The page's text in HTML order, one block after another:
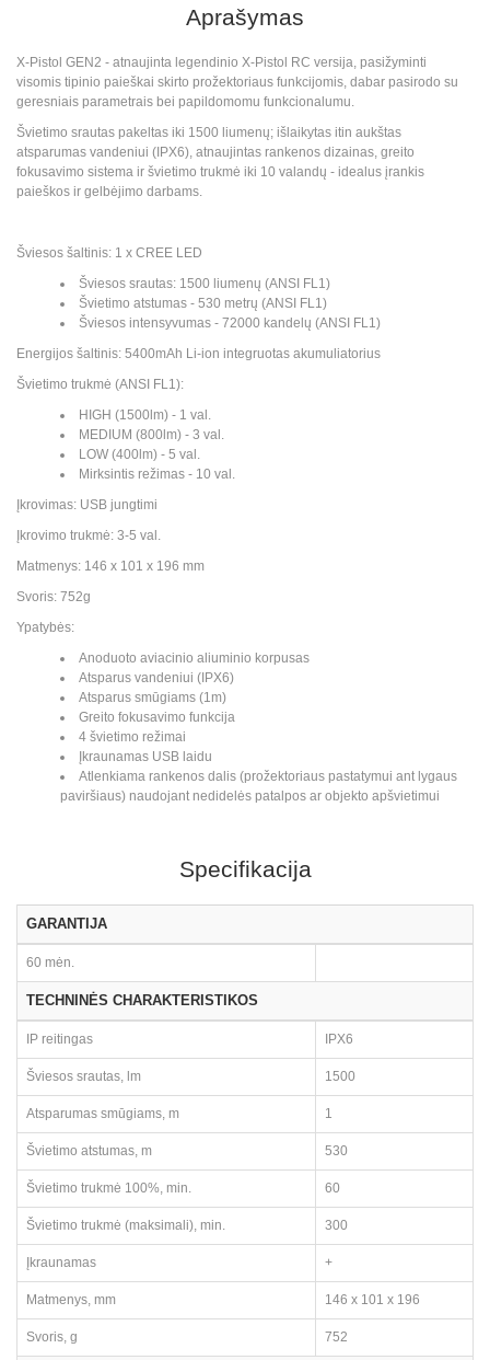
Aprašymas
X-Pistol GEN2 - atnaujinta legendinio X-Pistol RC versija, pasižyminti
visomis tipinio paieškai skirto prožektoriaus funkcijomis, dabar pasirodo su
geresniais parametrais bei papildomomu funkcionalumu.
Švietimo srautas pakeltas iki 1500 liumenų; išlaikytas itin aukštas
atsparumas vandeniui (IPX6), atnaujintas rankenos dizainas, greito
fokusavimo sistema ir švietimo trukmė iki 10 valandų - idealus įrankis
paieškos ir gelbėjimo darbams.
Šviesos šaltinis: 1 x CREE LED
Šviesos srautas: 1500 liumenų (ANSI FL1)
Švietimo atstumas - 530 metrų (ANSI FL1)
Šviesos intensyvumas - 72000 kandelų (ANSI FL1)
Energijos šaltinis: 5400mAh Li-ion integruotas akumuliatorius
Švietimo trukmė (ANSI FL1):
HIGH (1500lm) - 1 val.
MEDIUM (800lm) - 3 val.
LOW (400lm) - 5 val.
Mirksintis režimas - 10 val.
Įkrovimas: USB jungtimi
Įkrovimo trukmė: 3-5 val.
Matmenys: 146 x 101 x 196 mm
Svoris: 752g
Ypatybės:
Anoduoto aviacinio aliuminio korpusas
Atsparus vandeniui (IPX6)
Atsparus smūgiams (1m)
Greito fokusavimo funkcija
4 švietimo režimai
Įkraunamas USB laidu
Atlenkiama rankenos dalis (prožektoriaus pastatymui ant lygaus
paviršiaus) naudojant nedidelės patalpos ar objekto apšvietimui
Specifikacija
GARANTIJA
60 mėn.
TECHNINĖS CHARAKTERISTIKOS
IP reitingas IPX6
Šviesos srautas, lm 1500
Atsparumas smūgiams, m 1
Švietimo atstumas, m 530
Švietimo trukmė 100%, min. 60
Švietimo trukmė (maksimali), min. 300
Įkraunamas +
Matmenys, mm 146 x 101 x 196
Svoris, g 752